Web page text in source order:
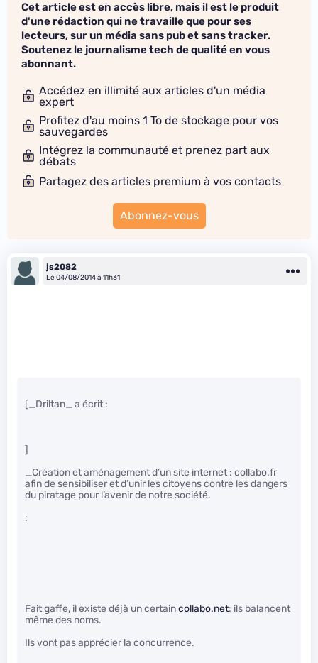
Cet article est en accès libre, mais il est le produit
d'une rédaction qui ne travaille que pour ses
lecteurs, sur un média sans pub et sans tracker.
Soutenez le journalisme tech de qualité en vous
abonnant.
Accédez en illimité aux articles d'un média
expert
Profitez d'au moins 1 To de stockage pour vos
sauvegardes
Intégrez la communauté et prenez part aux
débats
Partagez des articles premium à vos contacts
Abonnez-vous
js2082
Le 04/08/2014 à 11h31
[_Driltan_ a écrit :
]
_Création et aménagement d’un site internet : collabo.fr
afin de sensibiliser et d’unir les citoyens contre les dangers
du piratage pour l’avenir de notre société.
:
Fait gaffe, il existe déjà un certaincollabo.net: ils balancent
même des noms.
Ils vont pas apprécier la concurrence.